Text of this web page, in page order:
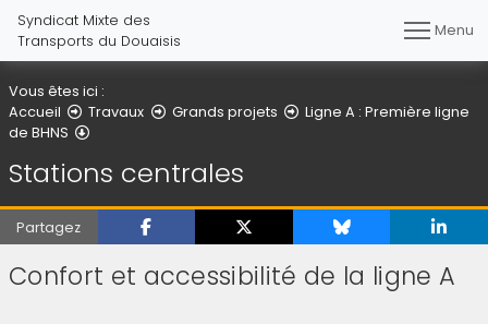
Syndicat Mixte des
Transports du Douaisis
Menu
Vous êtes ici :
Accueil
Travaux Grands projets
Ligne A : Première ligne
de BHNS
Stations centrales
Partagez
Confort et accessibilité de la ligne A